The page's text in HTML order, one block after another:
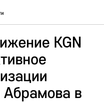
KGN
Абрамова в